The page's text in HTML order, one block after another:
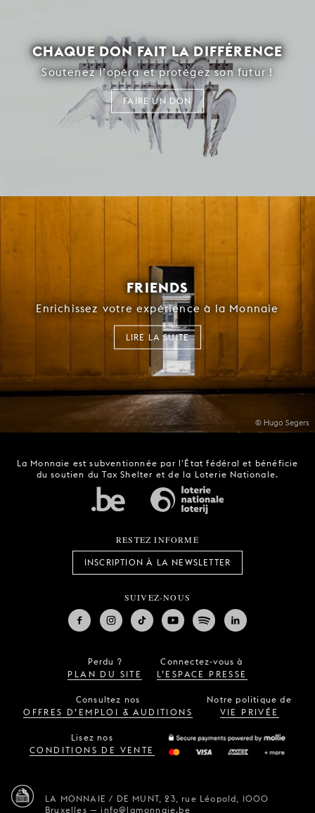
CHAQUE DON FAIT LA DIFFÉRENCE
Soutenez l’opéra et protégez son futur !
FAIRE UN DON
© Hugo Segers
FRIENDS
Enrichissez votre expérience à la Monnaie
LIRE LA SUITE
La Monnaie est subventionnée par l'État fédéral et bénéficie
du soutien du Tax Shelter et de la Loterie Nationale.
RESTEZ INFORMÉ
INSCRIPTION À LA NEWSLETTER
SUIVEZ-NOUS
Perdu ?
PLAN DU SITE
Connectez-vous à
L’ESPACE PRESSE
Consultez nos
OFFRES D’EMPLOI & AUDITIONS
Notre politique de
VIE PRIVÉE
Lisez nos
CONDITIONS DE VENTE
LA MONNAIE / DE MUNT, 23, rue Léopold,
1000
Bruxelles —info@lamonnaie.be